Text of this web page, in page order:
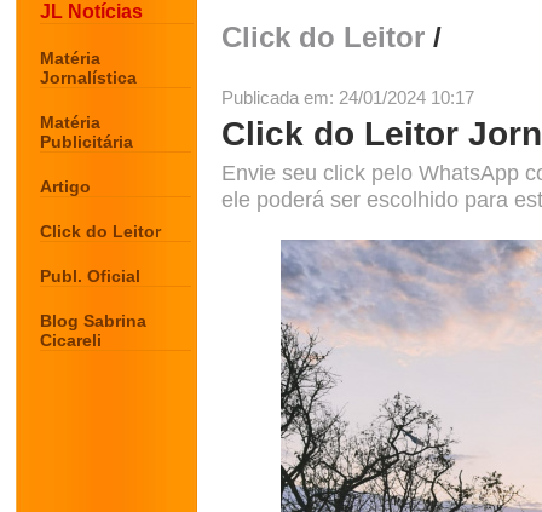
JL Notícias
Matéria
Jornalística
Matéria
Publicitária
Artigo
Click do Leitor
Publ. Oficial
Blog Sabrina
Cicareli
Click do Leitor /
Publicada em: 24/01/2024 10:17
Click do Leitor
Envie seu click pelo WhatsApp
ele poderá ser escolhido para